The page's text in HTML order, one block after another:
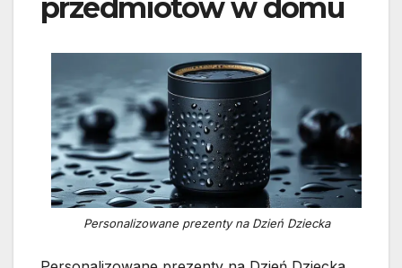
przedmiotów w domu
Personalizowane prezenty na Dzień Dziecka